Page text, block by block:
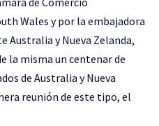
Wales y por la embajadora
Australia y Nueva Zelanda,
la misma un centenar de
de Australia y Nueva
reunión de este tipo, el